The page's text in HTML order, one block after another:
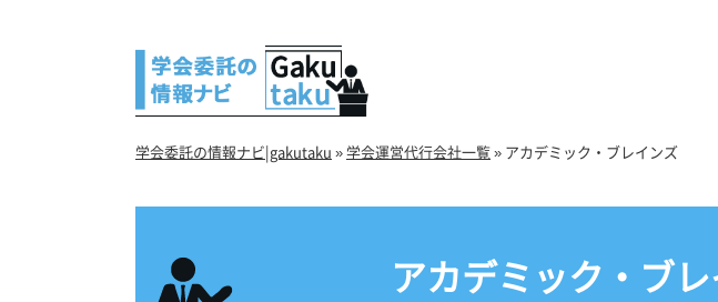
学会委託の情報ナビ|gakutaku »学会運営代行会社一覧» アカデミック・ブレインズ
アカデミック・ブ